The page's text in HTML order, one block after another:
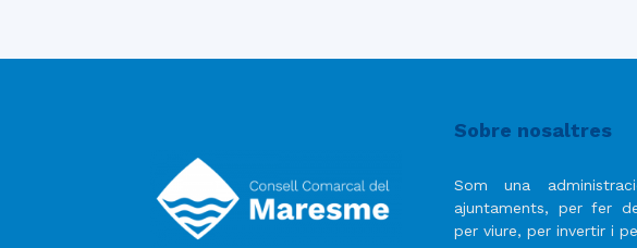
Sobre nosaltres
Som una
ajuntaments, per fer
per viure, per invertir i